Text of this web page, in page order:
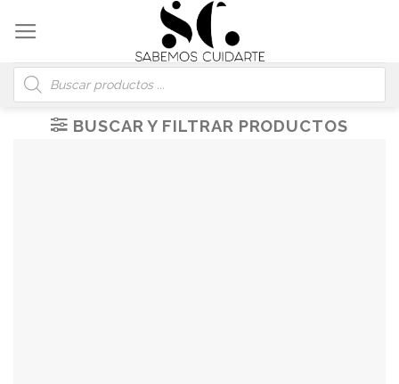
content
Búsqueda
de
productos
BUSCAR Y FILTRAR PRODUCTOS